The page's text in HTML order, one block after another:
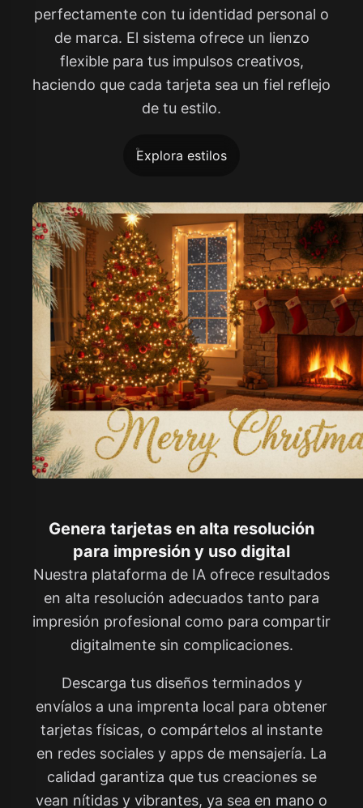
perfectamente con tu identidad personal o
de marca. El sistema ofrece un lienzo
flexible para tus impulsos creativos,
haciendo que cada tarjeta sea un fiel reflejo
de tu estilo.
Explora estilos
Genera tarjetas en alta resolución
para impresión y uso digital
Nuestra plataforma de IA ofrece resultados
en alta resolución adecuados tanto para
impresión profesional como para compartir
digitalmente sin complicaciones.
Descarga tus diseños terminados y
envíalos a una imprenta local para obtener
tarjetas físicas, o compártelos al instante
en redes sociales y apps de mensajería. La
calidad garantiza que tus creaciones se
vean nítidas y vibrantes, ya sea en mano o